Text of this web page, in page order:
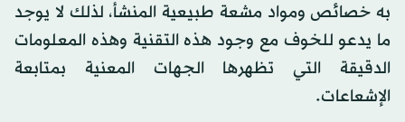
به خصائص ومواد مشعة طبيعية المنشأ، لذلك لا يوجد
ما يدعو للخوف مع وجود هذه التقنية وهذه المعلومات
الدقيقة التي تظهرها الجهات المعنية بمتابعة
الإشعاعات.